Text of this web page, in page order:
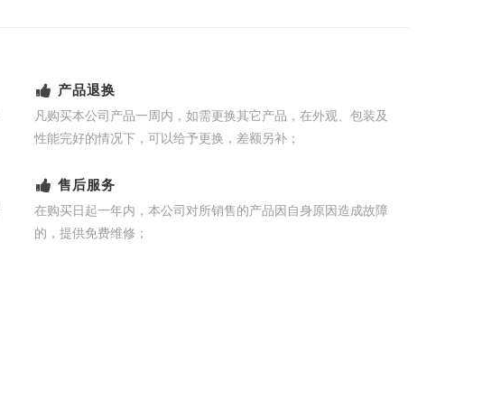
产品退换
凡购买本公司产品一周内，如需更换其它产品，在外观、包装及
性能完好的情况下，可以给予更换，差额另补；
售后服务
在购买日起一年内，本公司对所销售的产品因自身原因造成故障
的，提供免费维修；